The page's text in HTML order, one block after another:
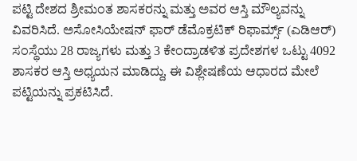
ಪಟ್ಟಿ ದೇಶದ ಶ್ರೀಮಂತ ಶಾಸಕರನ್ನು ಮತ್ತು ಅವರ ಆಸ್ತಿ ಮೌಲ್ಯವನ್ನು
ವಿವರಿಸಿದೆ. ಅಸೋಸಿಯೇಷನ್‌ ಫಾರ್‌ ಡೆಮೊಕ್ರಟಿಕ್‌ ರಿಫಾರ್ಮ್ಸ್‌ (ಎಡಿಆರ್‌)
ಸಂಸ್ಥೆಯು 28 ರಾಜ್ಯಗಳು ಮತ್ತು 3 ಕೇಂದ್ರಾಡಳಿತ ಪ್ರದೇಶಗಳ ಒಟ್ಟು 4092
ಶಾಸಕರ ಆಸ್ತಿ ಅಧ್ಯಯನ ಮಾಡಿದ್ದು, ಈ ವಿಶ್ಲೇಷಣೆಯ ಆಧಾರದ ಮೇಲೆ
ಪಟ್ಟಿಯನ್ನು ಪ್ರಕಟಿಸಿದೆ.